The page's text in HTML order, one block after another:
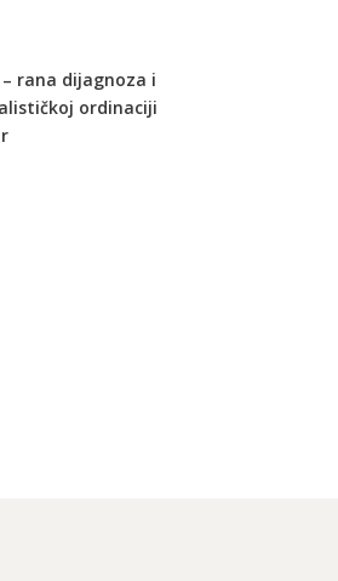
rana dijagnoza i
ordinaciji